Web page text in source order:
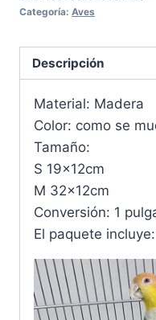
Categoría: Aves
Descripción
Material: Madera
Color: como se
Tamaño:
S 19x12cm
M 32x12cm
Conversión: 1
El paquete